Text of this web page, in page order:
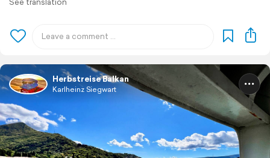
Herbstreise Balkan
Karlheinz Siegwart